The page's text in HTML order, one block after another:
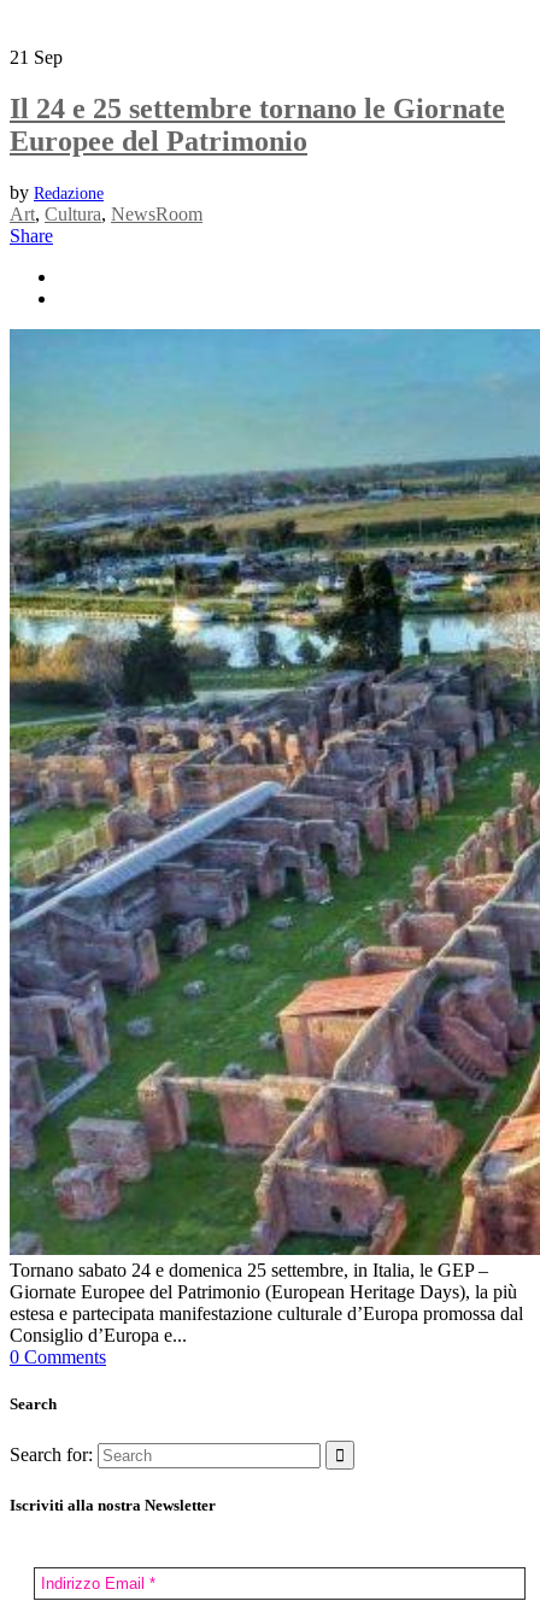
21 Sep
Il 24 e 25 settembre tornano le Giornate
Europee del Patrimonio
by Redazione
Art, Cultura, NewsRoom
Share
Tornano sabato 24 e domenica 25 settembre, in Italia, le GEP –
Giornate Europee del Patrimonio (European Heritage Days), la più
estesa e partecipata manifestazione culturale d’Europa promossa dal
Consiglio d’Europa e...
0 Comments
Search
Search for:
Iscriviti alla nostra Newsletter